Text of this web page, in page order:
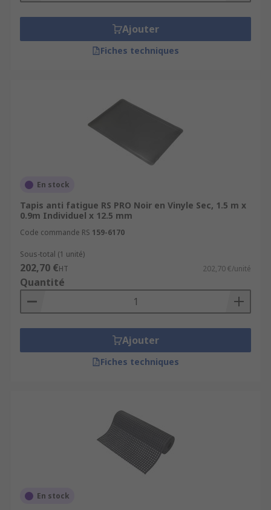
Ajouter
Fiches techniques
En stock
Tapis anti fatigue RS PRO Noir en Vinyle Sec, 1.5 m x
0.9m Individuel x 12.5 mm
Code commande RS 159-6170
Sous-total (1 unité)
202,70 €HT 202,70 €/unité
Quantité
Ajouter
Fiches techniques
En stock